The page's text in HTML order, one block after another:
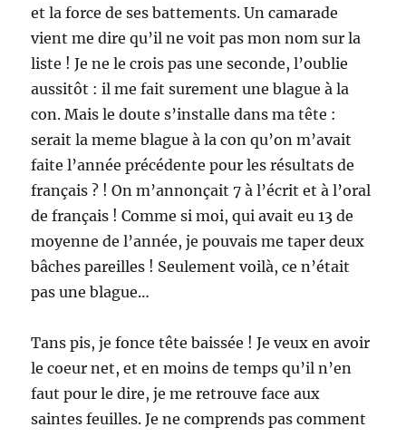
et la force de ses battements. Un camarade
vient me dire qu’il ne voit pas mon nom sur la
liste ! Je ne le crois pas une seconde, l’oublie
aussitôt : il me fait surement une blague à la
con. Mais le doute s’installe dans ma tête :
serait la meme blague à la con qu’on m’avait
faite l’année précédente pour les résultats de
français ? ! On m’annonçait 7 à l’écrit et à l’oral
de français ! Comme si moi, qui avait eu 13 de
moyenne de l’année, je pouvais me taper deux
bâches pareilles ! Seulement voilà, ce n’était
pas une blague…
Tans pis, je fonce tête baissée ! Je veux en avoir
le coeur net, et en moins de temps qu’il n’en
faut pour le dire, je me retrouve face aux
saintes feuilles. Je ne comprends pas comment